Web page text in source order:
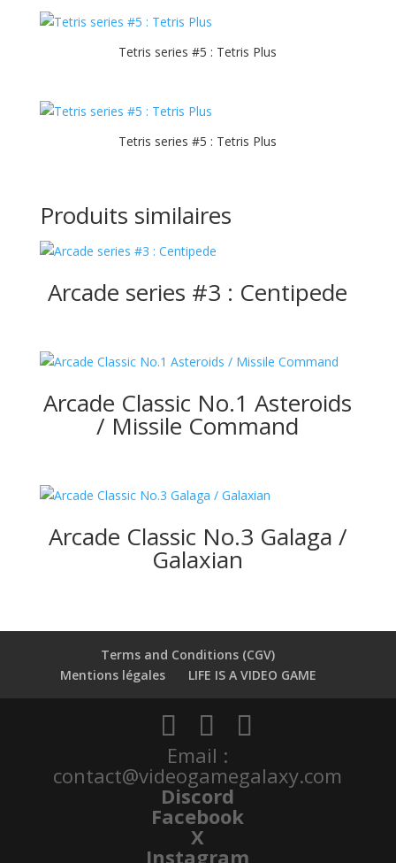
Tetris series #5 : Tetris Plus
Tetris series #5 : Tetris Plus
Produits similaires
Arcade series #3 : Centipede
Arcade Classic No.1 Asteroids
/ Missile Command
Arcade Classic No.3 Galaga /
Galaxian
Terms and Conditions (CGV)
Mentions légales
LIFE IS A VIDEO GAME
Email :
contact@videogamegalaxy.com
Discord
Facebook
X
Instagram